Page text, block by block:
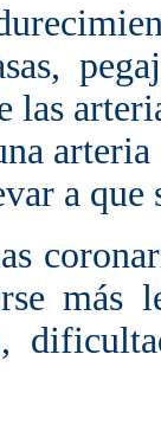
a que
más